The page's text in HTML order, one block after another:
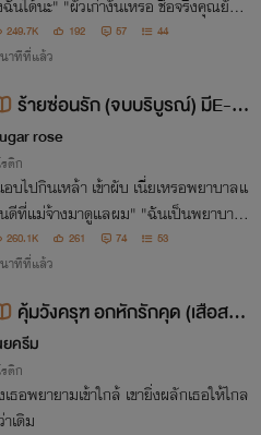
ฉันได้นะ" "ผัวเก่างั้นเหรอ ชื่อจริงคุณยังไ
คยบอกฉันเลย"
249.7K 192 57 44
าทีที่แล้ว
ร้ายซ่อนรัก (จบบริบูรณ์) มีE-b
rose
ติก
บไปกินเหล้า เข้าผับ เนี่ยเหรอพยาบาลแ
ดีที่แม่จ้างมาดูแลผม" "ฉันเป็นพยาบาล
คุณ ไม่ใช่แม่ชี ทำไมจะกินเหล้า เข้าผับไม่ไ
260.1K 261 74 53
าทีที่แล้ว
คุ้มวังครุฑ อกหักรักคุด (เสือสมิ
ยครีม
ติก
ธอพยายามเข้าใกล้ เขายิ่งผลักเธอให้ไกล
เดิม